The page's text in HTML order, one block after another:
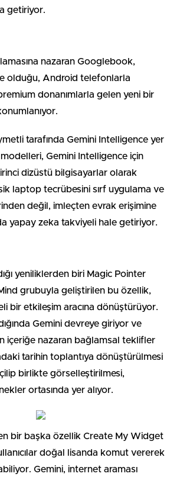
getiriyor.
nazaran Googlebook,
olduğu, Android telefonlarla
premium donanımlarla gelen yeni bir
tarafında Gemini Intelligence yer
Gemini Intelligence için
dizüstü bilgisayarlar olarak
laptop tecrübesini sırf uygulama ve
değil, imleçten evrak erişimine
yapay zeka takviyeli hale getiriyor.
yeniliklerden biri Magic Pointer
grubuyla geliştirilen bu özellik,
bir etkileşim aracına dönüştürüyor.
Gemini devreye giriyor ve
içeriğe nazaran bağlamsal teklifler
tarihin toplantıya dönüştürülmesi
birlikte görselleştirilmesi,
ortasında yer alıyor.
bir başka özellik Create My Widget
doğal lisanda komut vererek
Gemini, internet araması